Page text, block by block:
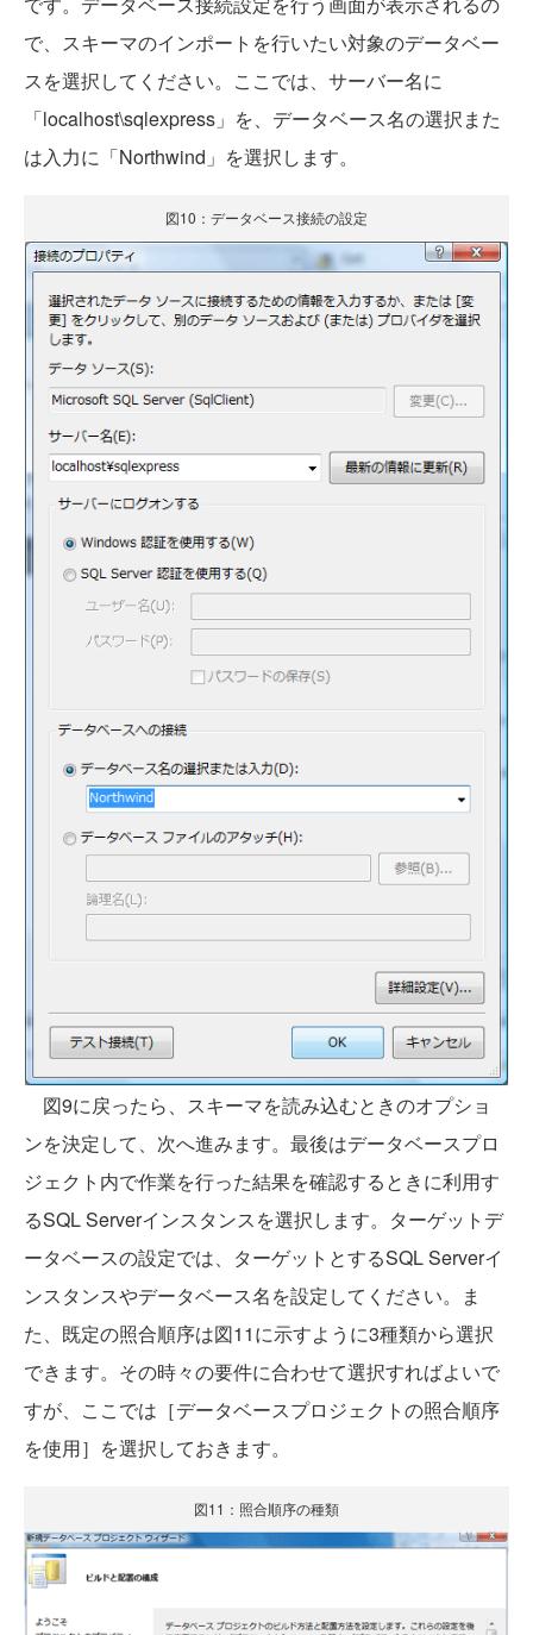
で、スキーマのインポートを行いたい対象のデータベー
スを選択してください。ここでは、サーバー名に
「localhost\sqlexpress」を、データベース名の選択また
は入力に「Northwind」を選択します。
図10：データベース接続の設定
図9に戻ったら、スキーマを読み込むときのオプショ
ンを決定して、次へ進みます。最後はデータベースプロ
ジェクト内で作業を行った結果を確認するときに利用す
るSQL Serverインスタンスを選択します。ターゲットデ
ータベースの設定では、ターゲットとするSQL Serverイ
ンスタンスやデータベース名を設定してください。ま
た、既定の照合順序は図11に示すように3種類から選択
できます。その時々の要件に合わせて選択すればよいで
すが、ここでは［データベースプロジェクトの照合順序
を使用］を選択しておきます。
図11：照合順序の種類